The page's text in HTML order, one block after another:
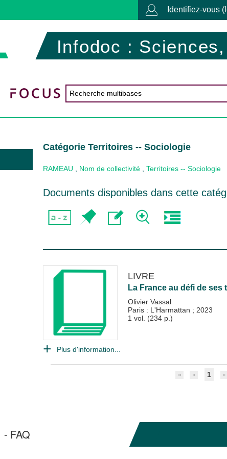
Identifiez-vous
Infodoc :
Catégorie Territoires -- Sociologie
RAMEAU Nom de collectivité Territoires -- Sociologie
Documents disponibles dans cette
LIVRE
La France au défi de
Olivier Vassal
Paris : L'Harmattan ; 2023
1 vol. (234 p.)
Plus d'information...
1
FAQ